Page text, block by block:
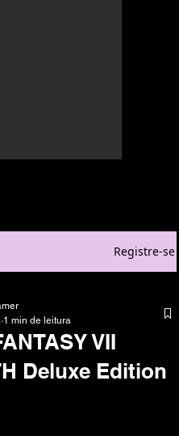
Registre-se
VII
Deluxe Edition
1 min de leitura
com NaN de 5 estrelas.